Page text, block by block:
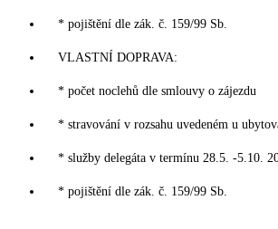
* pojištění dle zák. č. 159/99 Sb.
VLASTNÍ DOPRAVA:
* počet noclehů dle smlouvy o zájezdu
* stravování v rozsahu uvedeném u
* služby delegáta v termínu 28.5. -5.10.
* pojištění dle zák. č. 159/99 Sb.